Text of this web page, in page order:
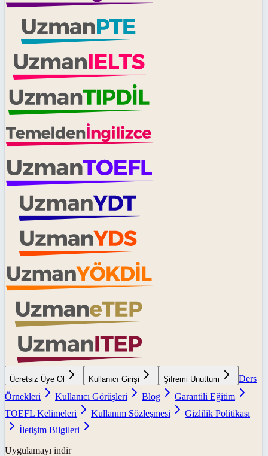
Ücretsiz Üye Ol Kullanıcı Girişi Şifremi Unuttum
Ders
Örnekleri
Kullanıcı Görüşleri Blog
Garantili Eğitim
TOEFL Kelimeleri
Kullanım Sözleşmesi
Gizlilik Politikası
İletişim Bilgileri
Uygulamayı indir